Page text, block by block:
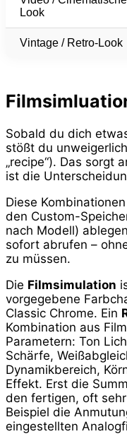
Look
Vintage / Retro-Look
Sobald du dich
stößt du
„recipe“). Das sorgt
ist die
Diese
den Custom-
nach Modell)
sofort abrufen –
zu müssen.
Die Filmsimulation
vorgegebene
Classic Chrome. Ein
Kombination aus
Parametern: Ton
Schärfe,
Dynamikbereich,
Effekt. Erst die
den fertigen, oft
Beispiel die
eingestellten